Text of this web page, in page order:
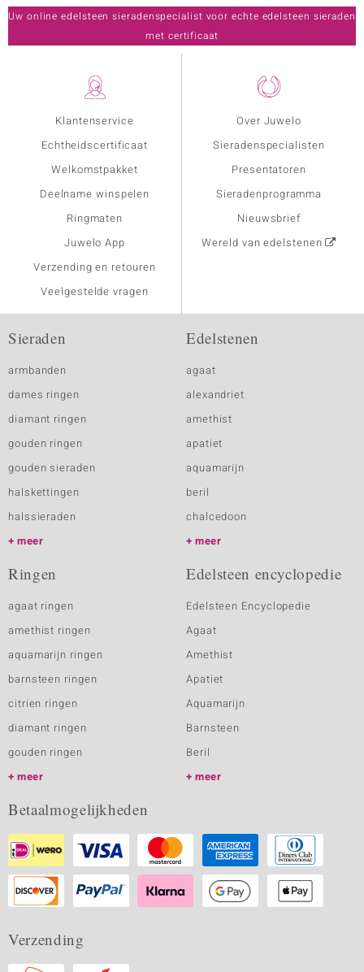
Klantenservice
Echtheidscertificaat
Welkomstpakket
Deelname winspelen
Ringmaten
Juwelo App
Verzending en retouren
Veelgestelde vragen
Over Juwelo
Sieradenspecialisten
Presentatoren
Sieradenprogramma
Nieuwsbrief
Wereld van edelstenen
Uw online edelsteen sieradenspecialist voor echte edelsteen sieraden
met certificaat
Sieraden
armbanden
dames ringen
diamant ringen
gouden ringen
gouden sieraden
halskettingen
halssieraden
meer
Edelstenen
agaat
alexandriet
amethist
apatiet
aquamarijn
beril
chalcedoon
meer
Ringen
agaat ringen
amethist ringen
aquamarijn ringen
barnsteen ringen
citrien ringen
diamant ringen
gouden ringen
meer
Edelsteen encyclopedie
Edelsteen Encyclopedie
Agaat
Amethist
Apatiet
Aquamarijn
Barnsteen
Beril
meer
Betaalmogelijkheden
Verzending